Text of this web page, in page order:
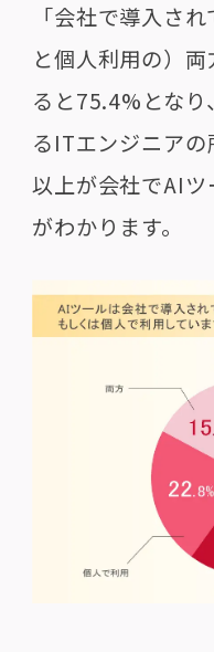
「会社で導入さ
と個人利用の）
ると75.4%とな
るITエンジニア
以上が会社でAI
がわかります。